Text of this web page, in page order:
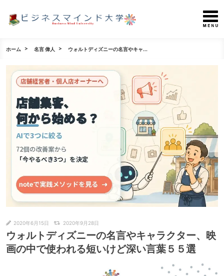
ホーム 名言 偉人 ウォルトディズニーの名言やキャ...
2020年6月15日 2020年9月28日
ウォルトディズニーの名言やキャラクター、映
画の中で使われる短いけど深い言葉５５選